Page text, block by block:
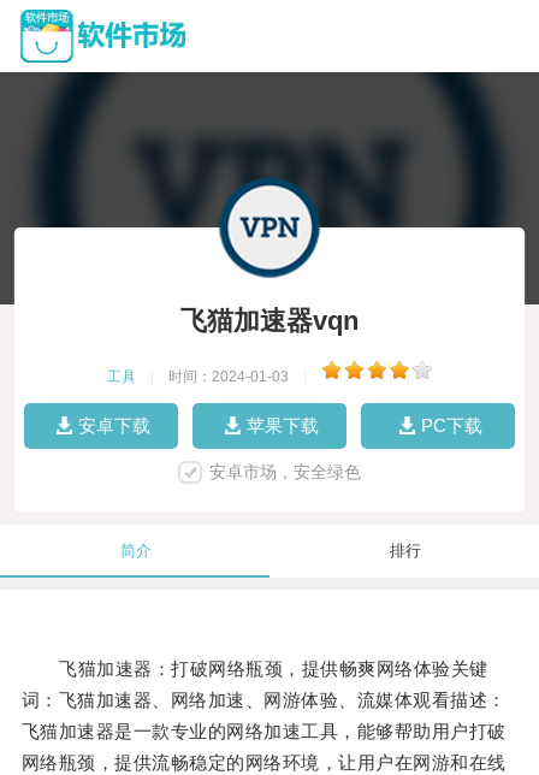
飞猫加速器vqn
工具 时间：2024-01-03
安卓下载 苹果下载 PC下载
安卓市场，安全绿色
简介 排行
飞猫加速器：打破网络瓶颈，提供畅爽网络体验关键
词：飞猫加速器、网络加速、网游体验、流媒体观看描述：
飞猫加速器是一款专业的网络加速工具，能够帮助用户打破
网络瓶颈，提供流畅稳定的网络环境，让用户在网游和在线